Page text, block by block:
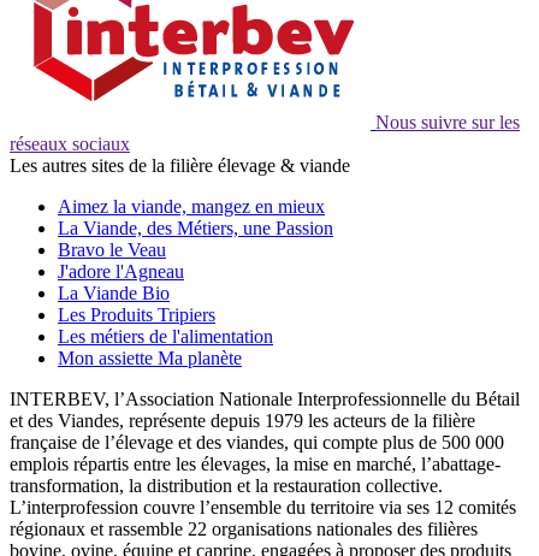
Nous suivre sur les
réseaux sociaux
Les autres sites de la filière élevage & viande
Aimez la viande, mangez en mieux
La Viande, des Métiers, une Passion
Bravo le Veau
J'adore l'Agneau
La Viande Bio
Les Produits Tripiers
Les métiers de l'alimentation
Mon assiette Ma planète
INTERBEV, l’Association Nationale Interprofessionnelle du Bétail
et des Viandes, représente depuis 1979 les acteurs de la filière
française de l’élevage et des viandes, qui compte plus de 500 000
emplois répartis entre les élevages, la mise en marché, l’abattage-
transformation, la distribution et la restauration collective.
L’interprofession couvre l’ensemble du territoire via ses 12 comités
régionaux et rassemble 22 organisations nationales des filières
bovine, ovine, équine et caprine, engagées à proposer des produits